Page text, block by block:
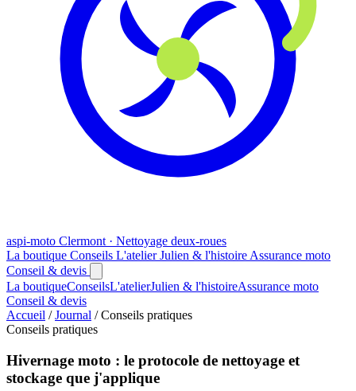
aspi-moto Clermont · Nettoyage deux-roues
La boutique Conseils L'atelierJulien & l'histoire Assurance moto
Conseil & devis
La boutiqueConseilsL'atelierJulien & l'histoireAssurance moto
Conseil & devis
Accueil / Journal / Conseils pratiques
Conseils pratiques
Hivernage moto : le protocole de nettoyage et
stockage que j'applique